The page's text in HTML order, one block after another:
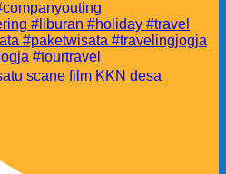
scane film KKN desa